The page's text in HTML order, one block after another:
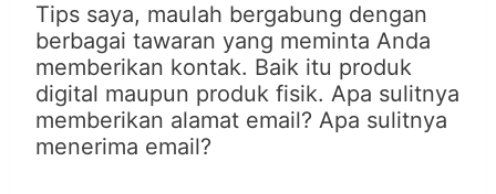
Tips saya, maulah bergabung dengan
berbagai tawaran yang meminta Anda
memberikan kontak. Baik itu produk
digital maupun produk fisik. Apa sulitnya
memberikan alamat email? Apa sulitnya
menerima email?